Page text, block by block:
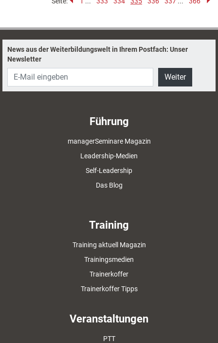
News aus der Weiterbildungswelt in Ihrem Postfach: Unser
Newsletter
Weiter
Führung
managerSeminare Magazin
Leadership-Medien
Self-Leadership
Das Blog
Training
Training aktuell Magazin
Trainingsmedien
Trainerkoffer
Trainerkoffer Tipps
Veranstaltungen
PTT